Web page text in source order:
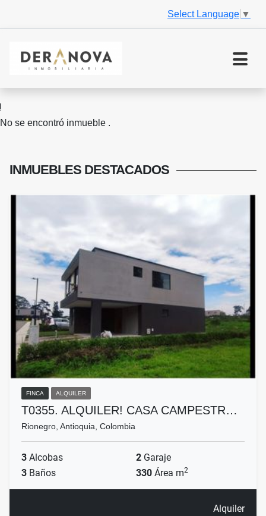
Select Language ▼
No se encontró inmueble .
INMUEBLES DESTACADOS
FINCA ALQUILER
T0355. ALQUILER! CASA CAMPESTR…
Rionegro, Antioquia, Colombia
3 Alcobas 2 Garaje
3 Baños 330 Área m2
Alquiler